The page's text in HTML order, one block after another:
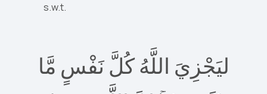
s.w.t.
ليَجْزِيَ اللَّهُ كُلَّ نَفْسٍ مَّا